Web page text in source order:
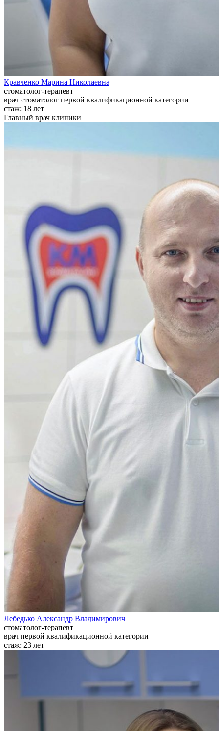
Кравченко Марина Николаевна
стоматолог-терапевт
врач-стоматолог первой квалификационной категории
стаж: 18 лет
Главный врач клиники
Лебедько Александр Владимирович
стоматолог-терапевт
врач первой квалификационной категории
стаж: 23 лет